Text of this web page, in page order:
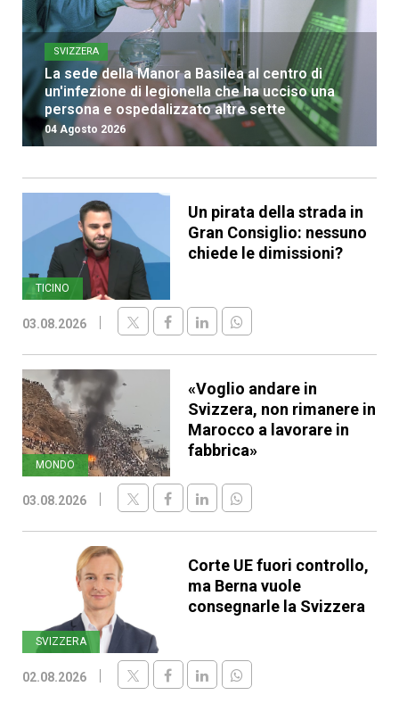
SVIZZERA
La sede della Manor a Basilea al centro di
un'infezione di legionella che ha ucciso una
persona e ospedalizzato altre sette
04 Agosto 2026
TICINO
Un pirata della strada in
Gran Consiglio: nessuno
chiede le dimissioni?
03.08.2026
MONDO
«Voglio andare in
Svizzera, non rimanere in
Marocco a lavorare in
fabbrica»
03.08.2026
SVIZZERA
Corte UE fuori controllo,
ma Berna vuole
consegnarle la Svizzera
02.08.2026